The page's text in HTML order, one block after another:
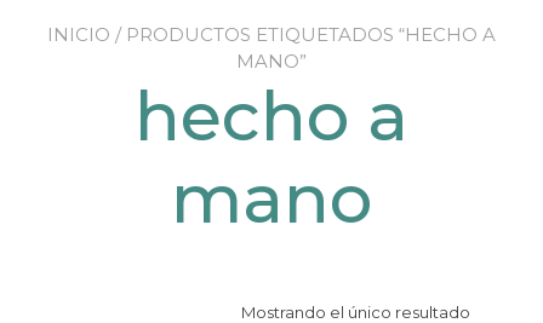
INICIO / PRODUCTOS ETIQUETADOS “HECHO A
MANO”
hecho a
mano
Mostrando el único resultado